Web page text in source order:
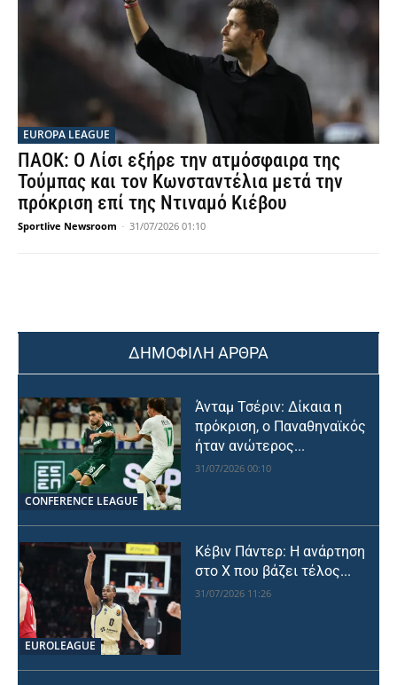
EUROPA LEAGUE
ΠΑΟΚ: Ο Λίσι εξήρε την ατμόσφαιρα της
Τούμπας και τον Κωνσταντέλια μετά την
πρόκριση επί της Ντιναμό Κιέβου
Sportlive Newsroom - 31/07/2026 01:10
ΔΗΜΟΦΙΛΗ ΑΡΘΡΑ
CONFERENCE LEAGUE
Άνταμ Τσέριν: Δίκαια η
πρόκριση, ο Παναθηναϊκός
ήταν ανώτερος...
31/07/2026 00:10
EUROLEAGUE
Κέβιν Πάντερ: Η ανάρτηση
στο X που βάζει τέλος...
31/07/2026 11:26